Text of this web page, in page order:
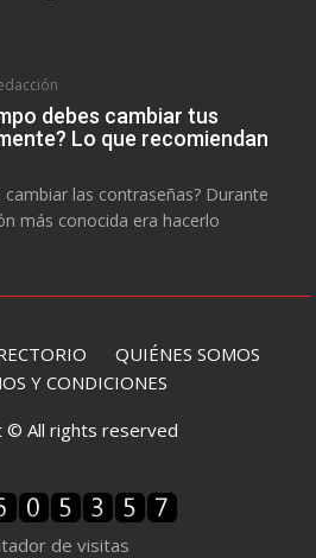
debes cambiar tus
Lo que recomiendan
las contraseñas? Durante
más conocida era hacerlo
QUIÉNES SOMOS
Y CONDICIONES
© All rights reserved
de visitas